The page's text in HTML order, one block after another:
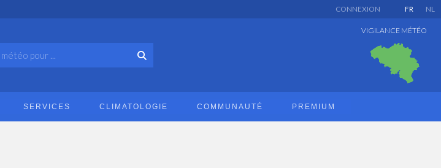
FR NL
CONNEXION
VIGILANCE MÉTÉO
SERVICES CLIMATOLOGIE COMMUNAUTÉ PREMIUM